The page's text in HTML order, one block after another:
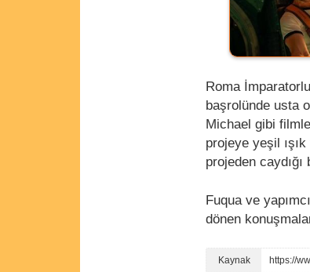
Roma
başrolünde usta
Michael gibi
projeye yeşil
projeden
Fuqua ve
dönen